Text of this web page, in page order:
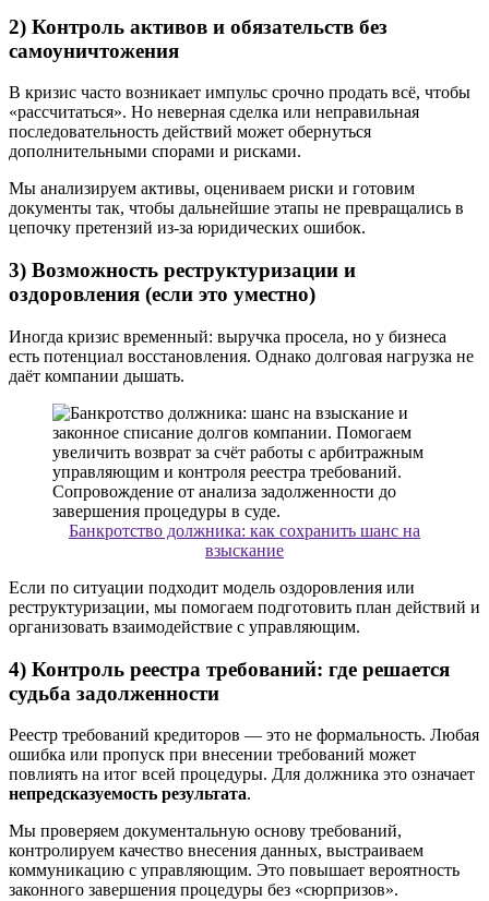
2) Контроль активов и обязательств без
самоуничтожения
В кризис часто возникает импульс срочно продать всё, чтобы
«рассчитаться». Но неверная сделка или неправильная
последовательность действий может обернуться
дополнительными спорами и рисками.
Мы анализируем активы, оцениваем риски и готовим
документы так, чтобы дальнейшие этапы не превращались в
цепочку претензий из-за юридических ошибок.
3) Возможность реструктуризации и
оздоровления (если это уместно)
Иногда кризис временный: выручка просела, но у бизнеса
есть потенциал восстановления. Однако долговая нагрузка не
даёт компании дышать.
Банкротство должника: как сохранить шанс на
взыскание
Если по ситуации подходит модель оздоровления или
реструктуризации, мы помогаем подготовить план действий и
организовать взаимодействие с управляющим.
4) Контроль реестра требований: где решается
судьба задолженности
Реестр требований кредиторов — это не формальность. Любая
ошибка или пропуск при внесении требований может
повлиять на итог всей процедуры. Для должника это означает
непредсказуемость результата.
Мы проверяем документальную основу требований,
контролируем качество внесения данных, выстраиваем
коммуникацию с управляющим. Это повышает вероятность
законного завершения процедуры без «сюрпризов».